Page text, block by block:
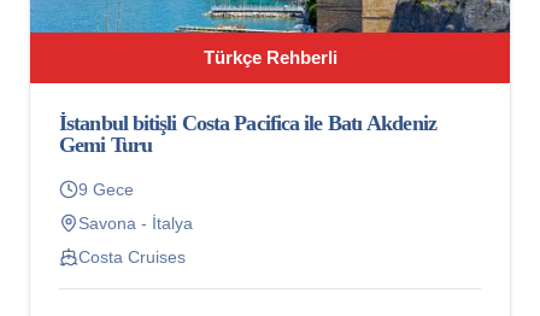
Türkçe Rehberli
İstanbul bitişli Costa Pacifica ile Batı Akdeniz
Gemi Turu
9 Gece
Savona - İtalya
Costa Cruises